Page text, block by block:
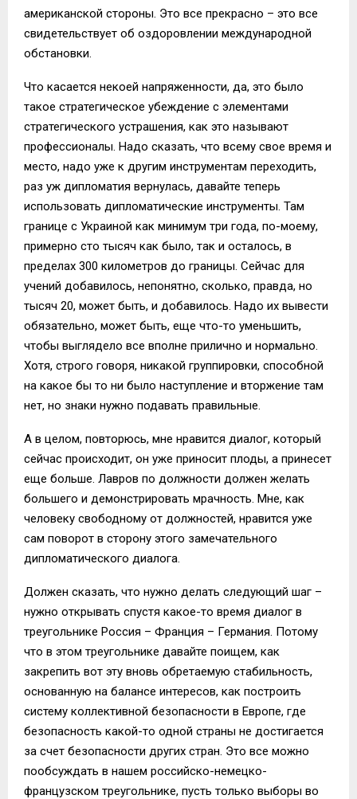
американской стороны. Это все прекрасно – это все
свидетельствует об оздоровлении международной
обстановки.
Что касается некоей напряженности, да, это было
такое стратегическое убеждение с элементами
стратегического устрашения, как это называют
профессионалы. Надо сказать, что всему свое время и
место, надо уже к другим инструментам переходить,
раз уж дипломатия вернулась, давайте теперь
использовать дипломатические инструменты. Там
границе с Украиной как минимум три года, по-моему,
примерно сто тысяч как было, так и осталось, в
пределах 300 километров до границы. Сейчас для
учений добавилось, непонятно, сколько, правда, но
тысяч 20, может быть, и добавилось. Надо их вывести
обязательно, может быть, еще что-то уменьшить,
чтобы выглядело все вполне прилично и нормально.
Хотя, строго говоря, никакой группировки, способной
на какое бы то ни было наступление и вторжение там
нет, но знаки нужно подавать правильные.
А в целом, повторюсь, мне нравится диалог, который
сейчас происходит, он уже приносит плоды, а принесет
еще больше. Лавров по должности должен желать
большего и демонстрировать мрачность. Мне, как
человеку свободному от должностей, нравится уже
сам поворот в сторону этого замечательного
дипломатического диалога.
Должен сказать, что нужно делать следующий шаг –
нужно открывать спустя какое-то время диалог в
треугольнике Россия – Франция – Германия. Потому
что в этом треугольнике давайте поищем, как
закрепить вот эту вновь обретаемую стабильность,
основанную на балансе интересов, как построить
систему коллективной безопасности в Европе, где
безопасность какой-то одной страны не достигается
за счет безопасности других стран. Это все можно
пообсуждать в нашем российско-немецко-
французском треугольнике, пусть только выборы во